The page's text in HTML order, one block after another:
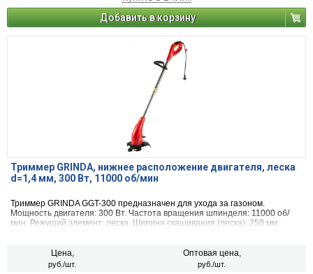
Добавить в корзину
Триммер GRINDA, нижнее расположение двигателя, леска
d=1,4 мм, 300 Вт, 11000 об/мин
Триммер GRINDA GGT-300 предназначен для ухода за газоном.
Мощность двигателя: 300 Вт. Частота вращения шпинделя: 11000 об/
мин. Режущий элемент: леска. Ширина скашивания (леска): 250 мм.
Цена,
руб./шт.
Оптовая цена,
руб./шт.